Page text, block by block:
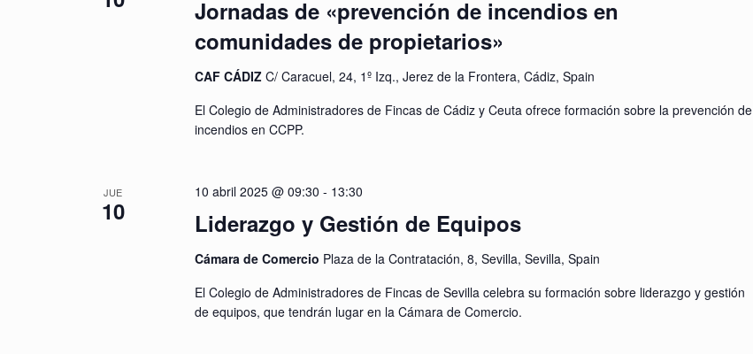
Jornadas de «prevención de incendios en
comunidades de propietarios»
CAF CÁDIZ C/ Caracuel, 24, 1º Izq., Jerez de la Frontera, Cádiz, Spain
El Colegio de Administradores de Fincas de Cádiz y Ceuta ofrece formación sobre la prevención de
incendios en CCPP.
JUE
10 Liderazgo y Gestión de Equipos
10 abril 2025 @ 09:30 - 13:30
Cámara de Comercio Plaza de la Contratación, 8, Sevilla, Sevilla, Spain
El Colegio de Administradores de Fincas de Sevilla celebra su formación sobre liderazgo y gestión
de equipos, que tendrán lugar en la Cámara de Comercio.